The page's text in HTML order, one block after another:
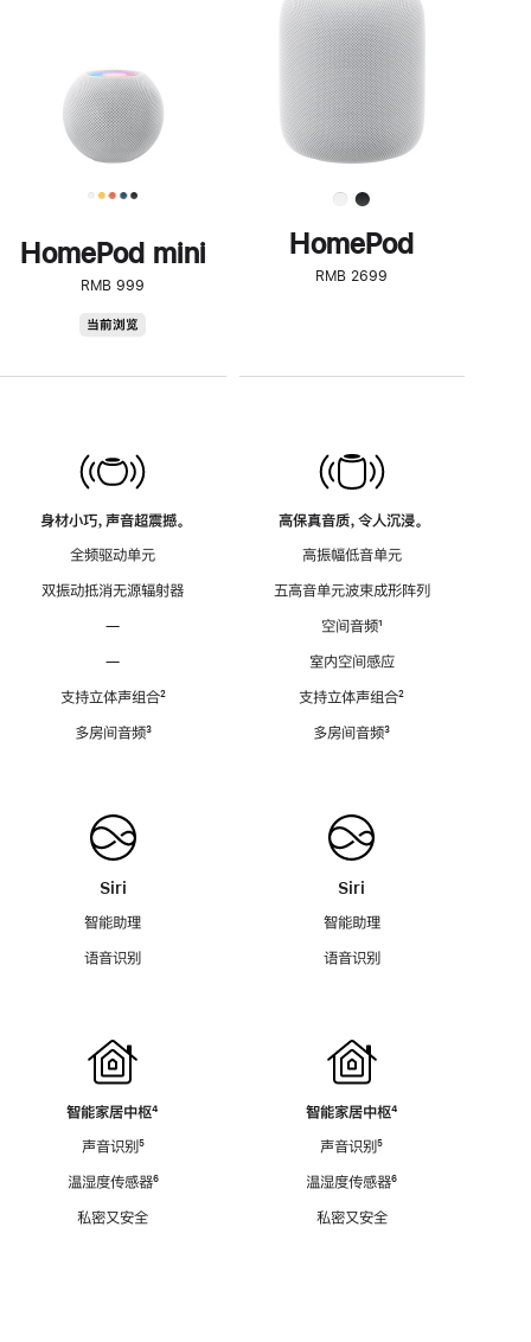
HomePod mini
RMB 999
当前浏览
身材小巧，声音超震撼。
全频驱动单元
双振动抵消无源辐射器
—
—
支持立体声组合脚
²
多房间音频脚
³
Siri
智能助理
语音识别
智能家居中枢脚
⁴
声音识别脚
⁵
温湿度传感器脚
⁶
私密又安全
了
解
HomePod<
HomePod
RMB 2699
高保真音质，令人沉浸。
高振幅低音单元
五高音单元波束成形阵列
空间音频脚
¹
室内空间感应
支持立体声组合脚
²
多房间音频脚
³
Siri
智能助理
语音识别
智能家居中枢脚
⁴
声音识别脚
⁵
温湿度传感器脚
⁶
私密又安全